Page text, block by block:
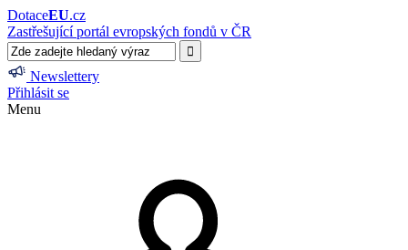
DotaceEU.cz
Zastřešující portál evropských fondů v ČR
Newslettery
Přihlásit se
Menu